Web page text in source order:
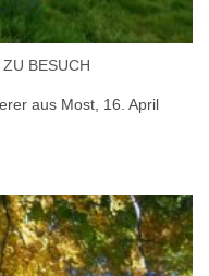
BESUCH
aus Most, 16. April